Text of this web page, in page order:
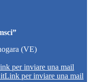
(VE)
per inviare una mail
Link per inviare una mail